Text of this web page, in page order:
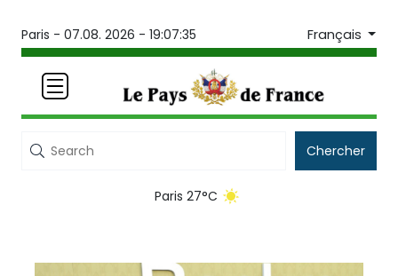
Paris - 07.08. 2026 - 19:07:35 Français
Chercher
Paris 27°C